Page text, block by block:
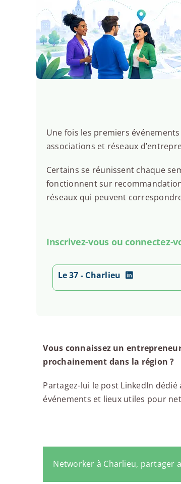
Une fois les premiers
associations et réseaux
Certains se réunissent chaque
fonctionnent sur
réseaux qui peuvent
Inscrivez-vous ou connectez-
Le 37 - Charlieu
Vous connaissez un
prochainement dans la région ?
Partagez-lui le post LinkedIn
événements et lieux utiles pour
Networker à Charlieu, partager